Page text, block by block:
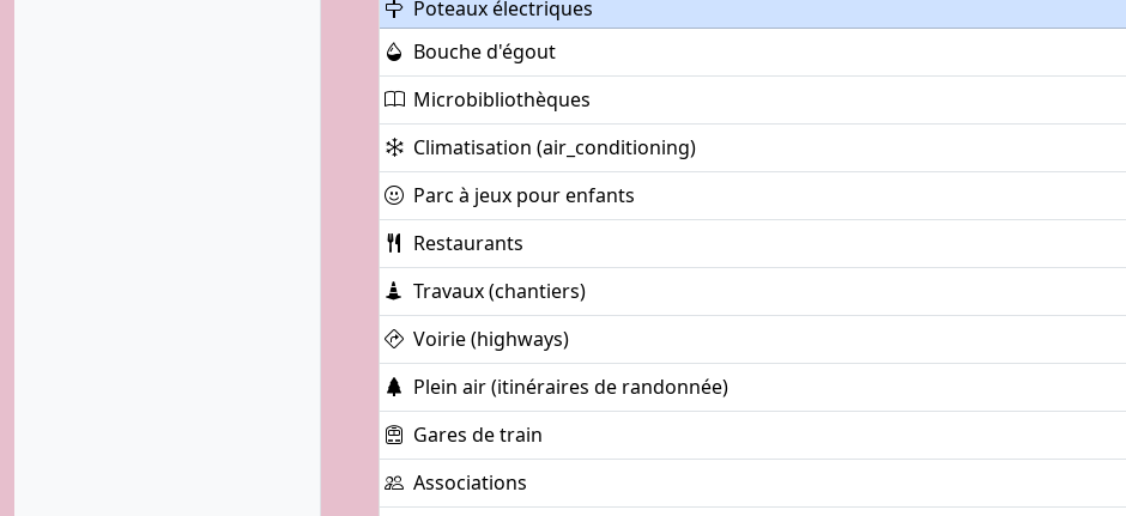
Poteaux électriques
Bouche d'égout
Microbibliothèques
Climatisation (air_conditioning)
Parc à jeux pour enfants
Restaurants
Travaux (chantiers)
Voirie (highways)
Plein air (itinéraires de randonnée)
Gares de train
Associations